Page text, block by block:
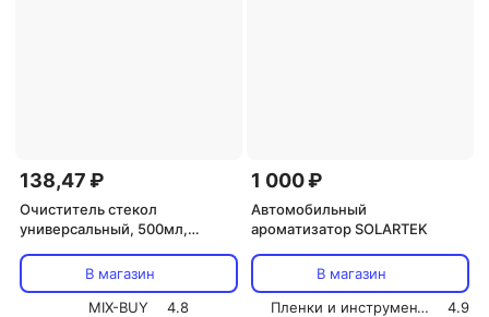
138,47 ₽
Очиститель стекол
универсальный, 500мл,
В магазин
MIX-BUY
4.8
1 000 ₽
Автомобильный
ароматизатор SOLARTEK
В магазин
Пленки и инструмент СОЛАРТЕК
4.9